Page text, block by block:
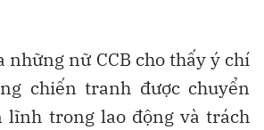
nữ CCB cho thấy ý chí
chiến tranh được chuyển
lĩnh trong lao động và trách